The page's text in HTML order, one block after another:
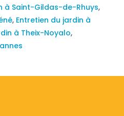
à Saint-Gildas-de-Rhuys,
, Entretien du jardin à
à Theix-Noyalo,